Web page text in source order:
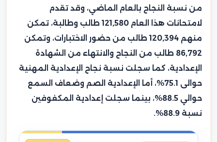
من نسبة النجاح بالعام الماضي، وقد تقدم
لامتحانات هذا العام 121,580 طالب وطالبة، تمكن
منهم 120,394 طالب من حضور الاختبارات، وتمكن
86,792 طالب من النجاح والانتهاء من الشهادة
الإعدادية، كما سجلت نسبة نجاح الإعدادية المهنية
حوالى 75.1%، أما الإعدادية الصم وضعاف السمع
حوالي 88.5%، بينما سجلت إعدادية المكفوفين
نسبة 88.9%.